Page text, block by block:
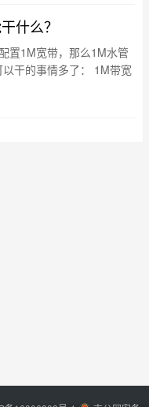
什么？
置1M宽带，那么1M水管
干的事情多了： 1M带宽